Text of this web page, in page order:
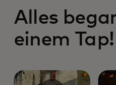
Alles
einem Tap!